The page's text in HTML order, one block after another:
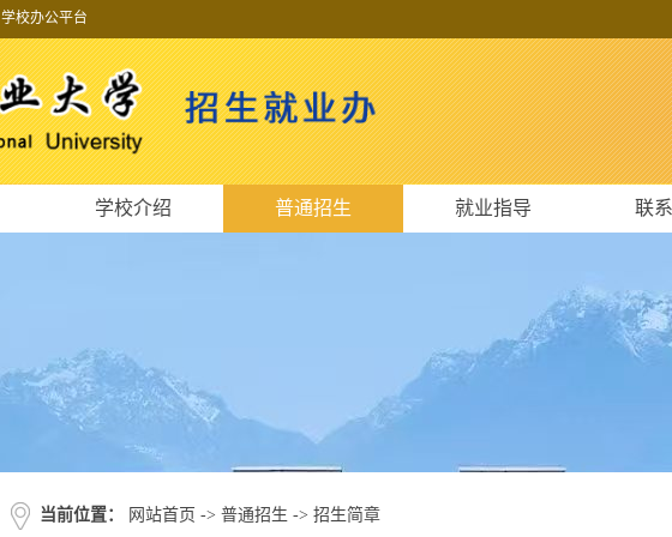
学校办公平台
学校介绍 普通招生 就业指导 联
当前位置： 网站首页 -> 普通招生 -> 招生简章